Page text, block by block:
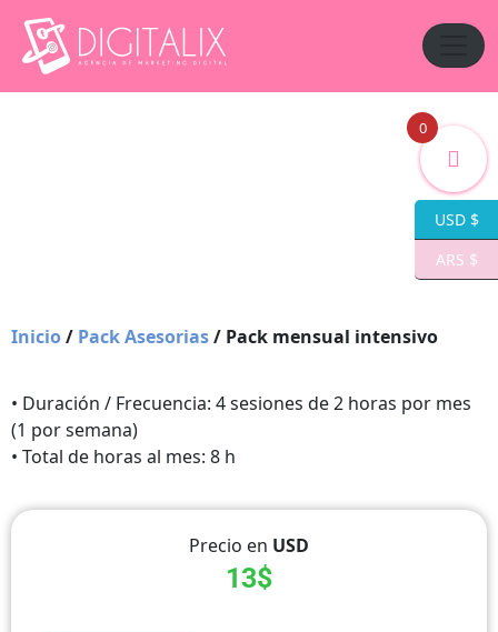
Inicio/ Pack Asesorias/ Pack mensual intensivo
• Duración / Frecuencia: 4 sesiones de 2 horas por mes
(1 por semana)
• Total de horas al mes: 8 h
Precio en USD
13$
USD $
ARS $
0